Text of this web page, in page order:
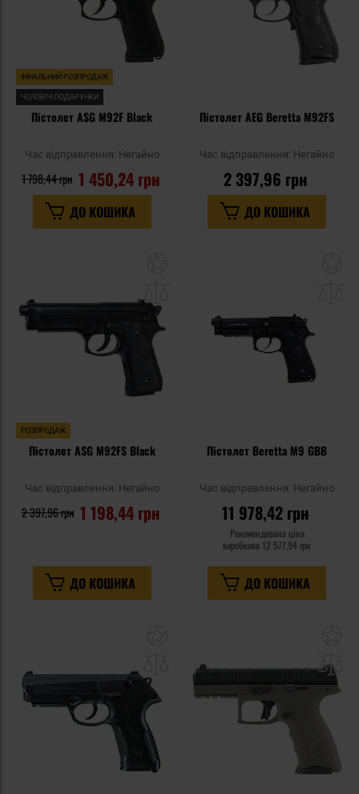
ФІНАЛЬНИЙ РОЗПРОДАЖ
ЧОЛОВІЧІ ПОДАРУНКИ
Пістолет ASG M92F Black
Час відправлення: Негайно
1 450,24 грн
1 798,44 грн
ДО КОШИКА
Пістолет AEG Beretta M92FS
Час відправлення: Негайно
2 397,96 грн
ДО КОШИКА
уподобань
РОЗПРОДАЖ
Пістолет ASG M92FS Black
Час відправлення: Негайно
1 198,44 грн
2 397,96 грн
ДО КОШИКА
Пістолет Beretta M9 GBB
Час відправлення: Негайно
11 978,42 грн
Рекомендована ціна
виробника 12 577,94 грн
ДО КОШИКА
списку
уподобань